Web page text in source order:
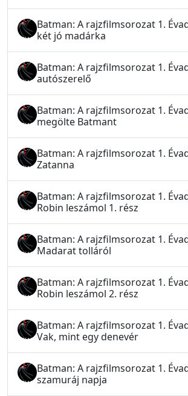
Batman: A rajzfilmsorozat 1.
két jó madárka
Batman: A rajzfilmsorozat 1.
autószerelő
Batman: A rajzfilmsorozat 1.
megölte Batmant
Batman: A rajzfilmsorozat 1.
Zatanna
Batman: A rajzfilmsorozat 1.
Robin leszámol 1. rész
Batman: A rajzfilmsorozat 1.
Madarat tolláról
Batman: A rajzfilmsorozat 1.
Robin leszámol 2. rész
Batman: A rajzfilmsorozat 1.
Vak, mint egy denevér
Batman: A rajzfilmsorozat 1.
szamuráj napja